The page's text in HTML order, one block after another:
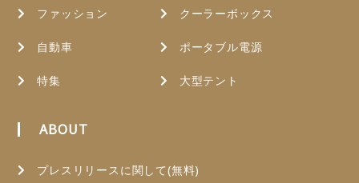
ファッション
自動車
特集
クーラーボックス
ポータブル電源
大型テント
ABOUT
プレスリリースに関して(無料)